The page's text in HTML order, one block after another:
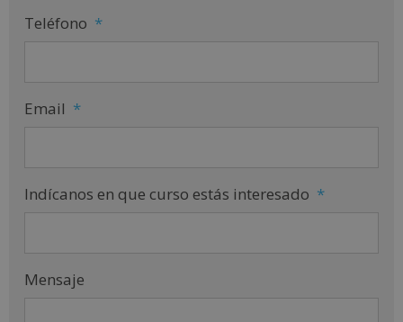
Teléfono *
Email *
Indícanos en que curso estás interesado *
Mensaje